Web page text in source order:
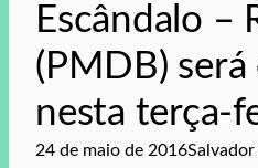
Escândalo –
(PMDB)
nesta terça-
24 de maio de 2016